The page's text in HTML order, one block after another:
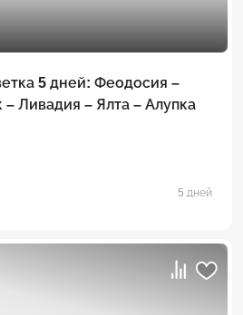
5 дней: Феодосия –
– Ливадия – Ялта – Алупка
5 дней